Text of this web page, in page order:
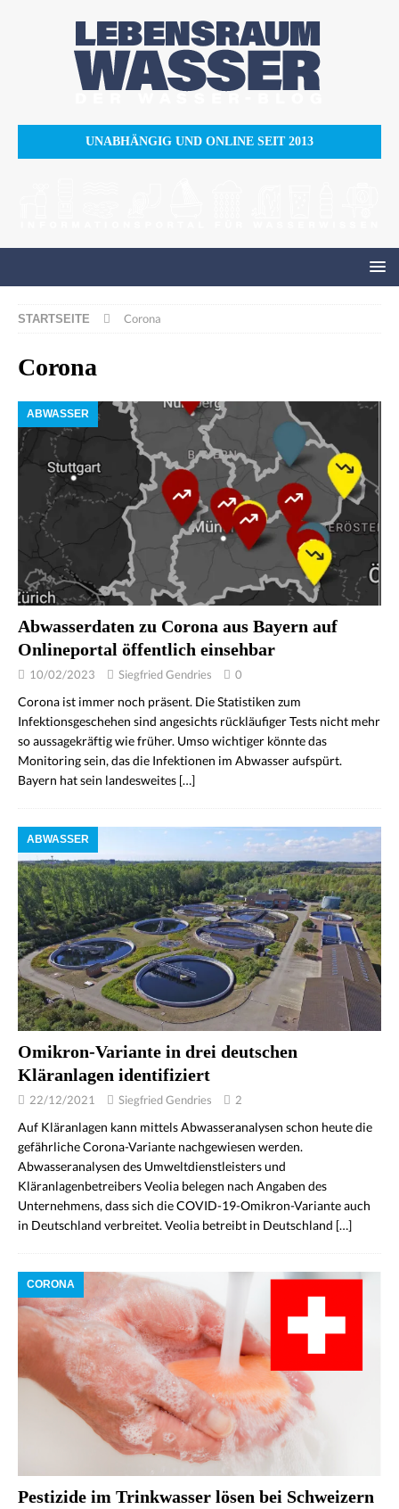
UNABHÄNGIG UND ONLINE SEIT 2013
STARTSEITE Corona
Corona
ABWASSER
Abwasserdaten zu Corona aus Bayern auf
Onlineportal öffentlich einsehbar
10/02/2023 Siegfried Gendries 0
Corona ist immer noch präsent. Die Statistiken zum
Infektionsgeschehen sind angesichts rückläufiger Tests nicht mehr
so aussagekräftig wie früher. Umso wichtiger könnte das
Monitoring sein, das die Infektionen im Abwasser aufspürt.
Bayern hat sein landesweites […]
ABWASSER
Omikron-Variante in drei deutschen
Kläranlagen identifiziert
22/12/2021 Siegfried Gendries 2
Auf Kläranlagen kann mittels Abwasseranalysen schon heute die
gefährliche Corona-Variante nachgewiesen werden.
Abwasseranalysen des Umweltdienstleisters und
Kläranlagenbetreibers Veolia belegen nach Angaben des
Unternehmens, dass sich die COVID-19-Omikron-Variante auch
in Deutschland verbreitet. Veolia betreibt in Deutschland […]
CORONA
Pestizide im Trinkwasser lösen bei Schweizern